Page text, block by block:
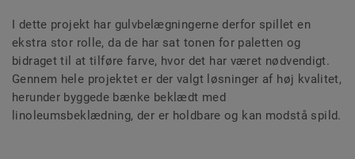
I dette projekt har gulvbelægningerne derfor spillet en
ekstra stor rolle, da de har sat tonen for paletten og
bidraget til at tilføre farve, hvor det har været nødvendigt.
Gennem hele projektet er der valgt løsninger af høj kvalitet,
herunder byggede bænke beklædt med
linoleumsbeklædning, der er holdbare og kan modstå spild.